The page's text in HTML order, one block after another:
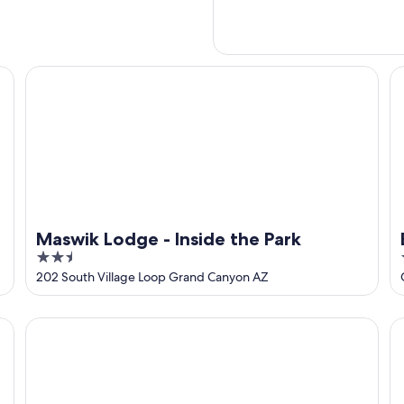
Maswik Lodge - Inside the Park
2.5
out
of
5
202 South Village Loop Grand Canyon AZ
Maswik Lodge - Inside the Park
Thunderbird Lodge - Inside the Park